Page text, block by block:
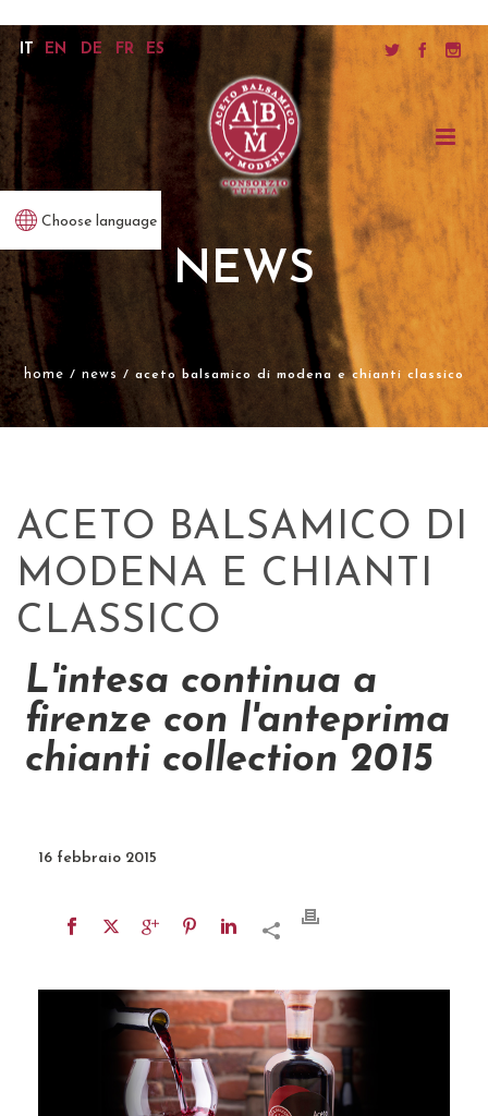
Choose language
NEWS
home / news / aceto balsamico di modena e chianti classico
IT EN DE FR ES
ACETO BALSAMICO DI
MODENA E CHIANTI
CLASSICO
L'intesa continua a
firenze con l'anteprima
chianti collection 2015
16 febbraio 2015